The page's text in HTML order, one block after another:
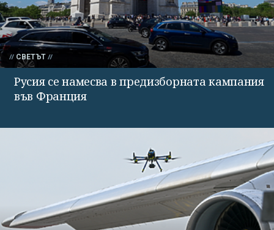
СВЕТЪТ
Русия се намесва в предизборната кампания
във Франция